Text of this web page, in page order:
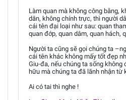
Làm quan mà không công bằng,
dân, không chính trực, thì người
cái tên đại loại như sau: quan
quan đớp, quan dâm, quan hách,
Người ta cũng sẽ gọi chúng ta
cái tên khác không mấy tốt đẹp
Giu-đa, nếu chúng ta sống không
hữu mà chúng ta đã lãnh nhận từ
Ai có tai thì nghe !